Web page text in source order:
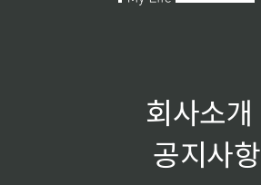
회사소개
공지사항